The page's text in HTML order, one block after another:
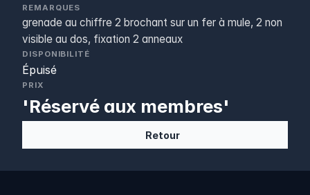
REMARQUES
grenade au chiffre 2 brochant sur un fer à mule, 2 non
visible au dos, fixation 2 anneaux
DISPONIBILITÉ
Épuisé
PRIX
'Réservé aux membres'
Retour